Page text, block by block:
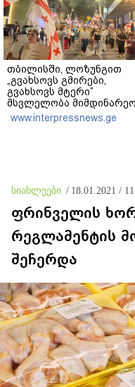
თბილისში, ლოზუნგით
„გვახსოვს გმირები,
გვახსოვს მტერი”
მსვლელობა
www.interpressnews.ge
სიახლეები / 18.01.2021 /
ფრინველის
რეგლამენტის
შეჩერდა